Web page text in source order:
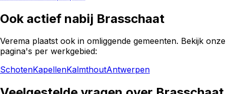
Ook actief nabij Brasschaat
Verema plaatst ook in omliggende gemeenten. Bekijk onze
pagina's per werkgebied:
SchotenKapellenKalmthoutAntwerpen